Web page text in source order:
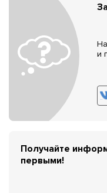
и
Получайте
первыми!